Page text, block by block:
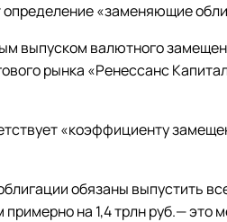
«заменяющие
выпуском валютного
рынка «Ренессанс
«коэффициенту
обязаны выпустить
на 1,4 трлн руб.— это